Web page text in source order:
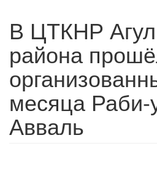
В ЦТКНР
района
месяца Раби-
Авваль